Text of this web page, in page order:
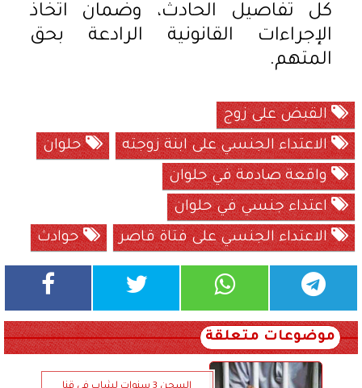
كل تفاصيل الحادث، وضمان اتخاذ
الإجراءات القانونية الرادعة بحق
المتهم.
القبض على زوج
الاعتداء الجنسي على ابنة زوجته
حلوان
واقعة صادمة في حلوان
اعتداء جنسي في حلوان
الاعتداء الجنسي على فتاة قاصر
حوادث
موضوعات متعلقة